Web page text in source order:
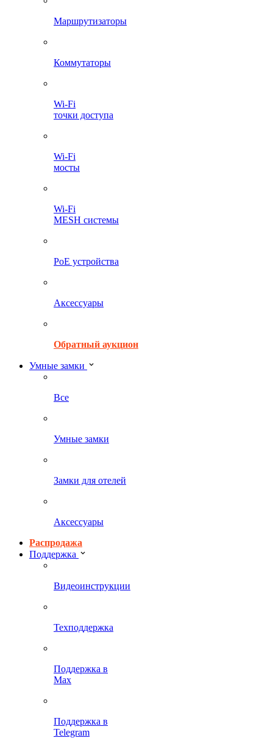
Маршрутизаторы
Коммутаторы
Wi-Fi
точки доступа
Wi-Fi
мосты
Wi-Fi
MESH системы
PoE устройства
Аксессуары
Обратный аукцион
Умные замки
Все
Умные замки
Замки для отелей
Аксессуары
Распродажа
Поддержка
Видеоинструкции
Техподдержка
Поддержка в
Max
Поддержка в
Telegram